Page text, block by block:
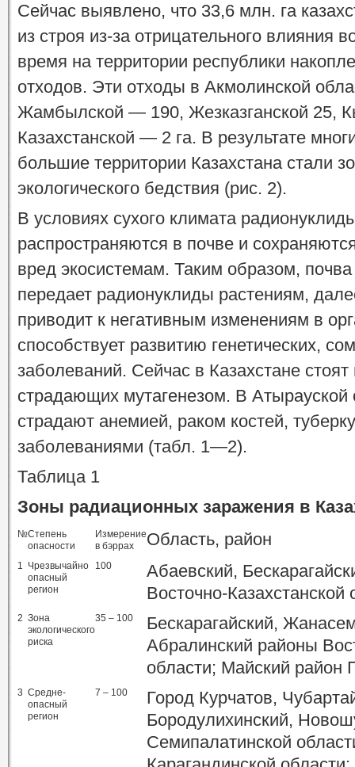
Сейчас выявлено, что 33,6 млн. га
из строя из-за отрицательного влияния
время на территории республики
отходов. Эти отходы в Акмолинской
Жамбылской — 190, Жезказганской 25,
Казахстанской — 2 га. В результате
большие территории Казахстана стали
экологического бедствия (рис. 2).
В условиях сухого климата
распространяются в почве и
вред экосистемам. Таким образом, почва
передает радионуклиды растениям,
приводит к негативным изменениям в
способствует развитию генетических,
заболеваний. Сейчас в Казахстане
страдающих мутагенезом. В Атырауской
страдают анемией, раком костей,
заболеваниями (табл. 1—2).
Таблица 1
Зоны радиационных заражения в
№Степень
опасности
Измерение
в бэррах
Область, район
1 Чрезвычайно
опасный
регион
100
Абаевский,
Восточно-Казахстанской
2 Зона
экологического
риска
35 – 100
Бескарагайский,
Абралинский районы
области; Майский район
3 Средне-
опасный
регион
7 – 100
Город Курчатов,
Бородулихинский,
Семипалатинской